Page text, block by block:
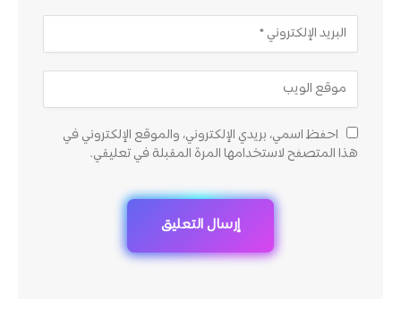
احفظ اسمي، بريدي الإلكتروني، والموقع الإلكتروني في
هذا المتصفح لاستخدامها المرة المقبلة في تعليقي.